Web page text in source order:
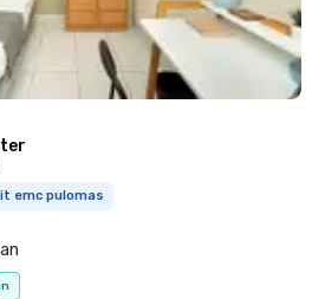
emc pulomas